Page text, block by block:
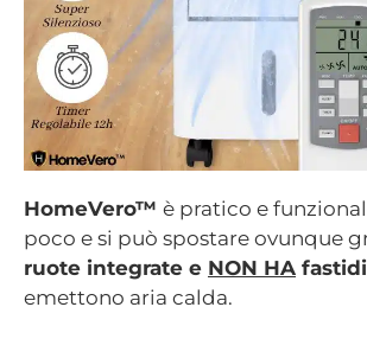
HomeVero™ è pratico e
poco e si può spostare ovunque
ruote integrate e NON HA
emettono aria calda.